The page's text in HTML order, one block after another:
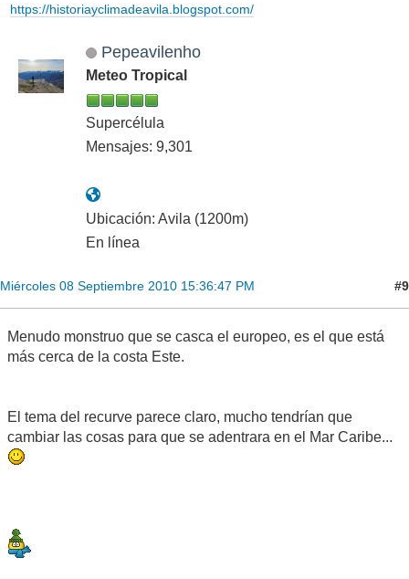
https://historiayclimadeavila.blogspot.com/
Pepeavilenho
Meteo Tropical
Supercélula
Mensajes: 9,301
Ubicación: Avila (1200m)
En línea
Miércoles 08 Septiembre 2010 15:36:47 PM #9
Menudo monstruo que se casca el europeo, es el que está
más cerca de la costa Este.
El tema del recurve parece claro, mucho tendrían que
cambiar las cosas para que se adentrara en el Mar Caribe...